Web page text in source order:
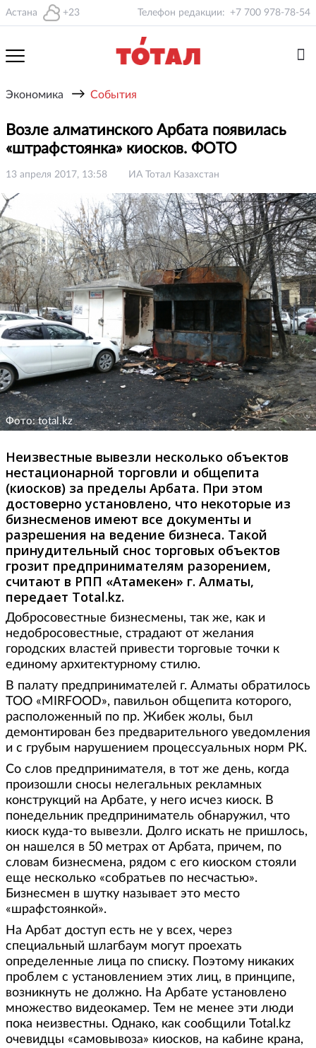
Астана +23 Телефон редакции: +7 700 978-78-54
Экономика → События
Возле алматинского Арбата появилась
«штрафстоянка» киосков. ФОТО
13 апреля 2017, 13:58 ИА Тотал Казахстан
Фото: total.kz
Неизвестные вывезли несколько объектов
нестационарной торговли и общепита
(киосков) за пределы Арбата. При этом
достоверно установлено, что некоторые из
бизнесменов имеют все документы и
разрешения на ведение бизнеса. Такой
принудительный снос торговых объектов
грозит предпринимателям разорением,
считают в РПП «Атамекен» г. Алматы,
передает Total.kz.
Добросовестные бизнесмены, так же, как и
недобросовестные, страдают от желания
городских властей привести торговые точки к
единому архитектурному стилю.
В палату предпринимателей г. Алматы обратилось
ТОО «MIRFOOD», павильон общепита которого,
расположенный по пр. Жибек жолы, был
демонтирован без предварительного уведомления
и с грубым нарушением процессуальных норм РК.
Со слов предпринимателя, в тот же день, когда
произошли сносы нелегальных рекламных
конструкций на Арбате, у него исчез киоск. В
понедельник предприниматель обнаружил, что
киоск куда-то вывезли. Долго искать не пришлось,
он нашелся в 50 метрах от Арбата, причем, по
словам бизнесмена, рядом с его киоском стояли
еще несколько «собратьев по несчастью».
Бизнесмен в шутку называет это место
«шрафстоянкой».
На Арбат доступ есть не у всех, через
специальный шлагбаум могут проехать
определенные лица по списку. Поэтому никаких
проблем с установлением этих лиц, в принципе,
возникнуть не должно. На Арбате установлено
множество видеокамер. Тем не менее эти люди
пока неизвестны. Однако, как сообщили Total.kz
очевидцы «самовывоза» киосков, на кабине крана,